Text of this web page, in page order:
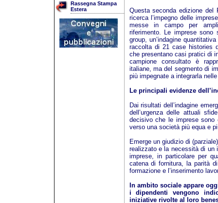
Rassegna Stampa
Estera
Questa seconda edizione
ricerca l’impegno delle
messe in campo per
riferimento. Le imprese
group, un’indagine
raccolta di 21 case histories
che presentano casi pratici di
campione consultato è
italiane, ma del segmento di
più impegnate a integrarla
Le principali evidenze
Dai risultati dell’indagine
dell’urgenza delle attuali
decisivo che le imprese sono
verso una società più equa e
Emerge un giudizio di
realizzato e la necessità di un
imprese, in particolare per
catena di fornitura, la parità
formazione e l’inserimento
In ambito sociale appare
i dipendenti vengono
iniziative rivolte al loro